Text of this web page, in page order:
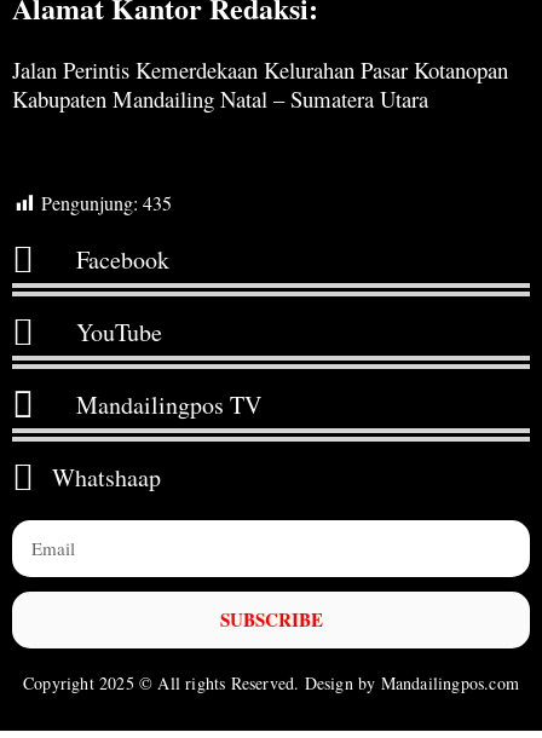
Jalan Perintis Kemerdekaan Kelurahan Pasar Kotanopan
Kabupaten Mandailing Natal – Sumatera Utara
Pengunjung: 435
Facebook
YouTube
Mandailingpos TV
Whatshaap
SUBSCRIBE
Copyright 2025 © All rights Reserved. Design by Mandailingpos.com